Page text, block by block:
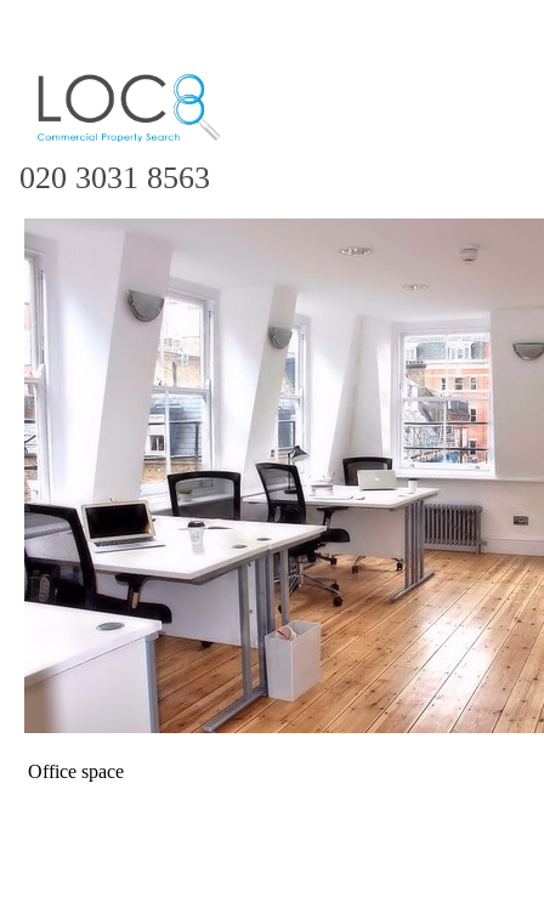
020 3031 8563
Office space